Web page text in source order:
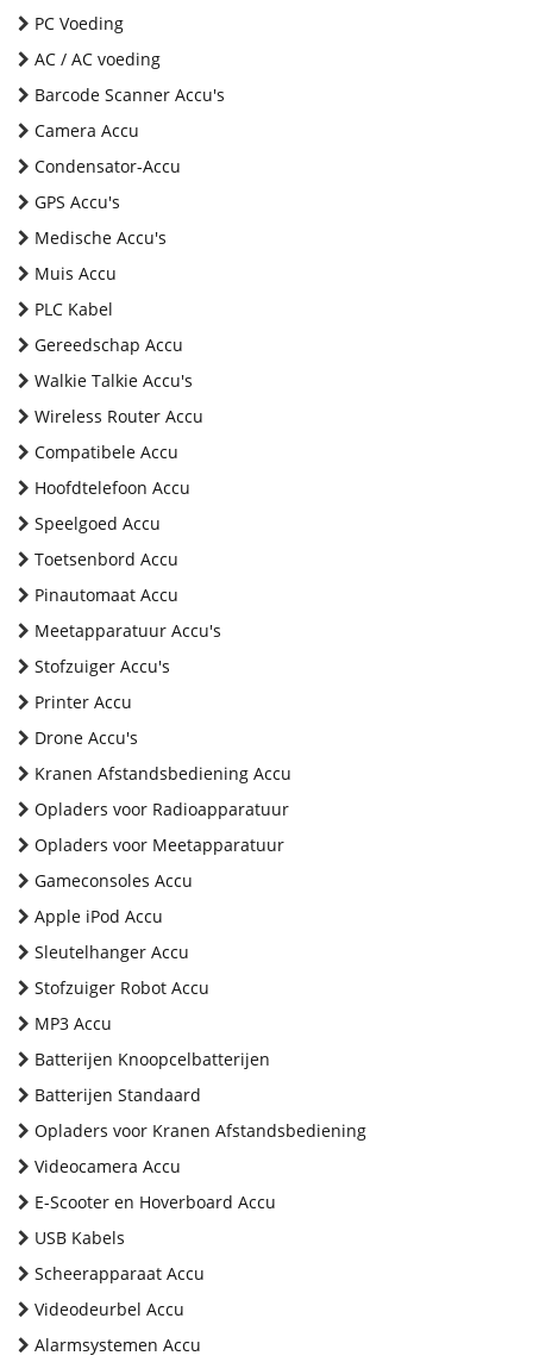
PC Voeding
AC / AC voeding
Barcode Scanner Accu's
Camera Accu
Condensator-Accu
GPS Accu's
Medische Accu's
Muis Accu
PLC Kabel
Gereedschap Accu
Walkie Talkie Accu's
Wireless Router Accu
Compatibele Accu
Hoofdtelefoon Accu
Speelgoed Accu
Toetsenbord Accu
Pinautomaat Accu
Meetapparatuur Accu's
Stofzuiger Accu's
Printer Accu
Drone Accu's
Kranen Afstandsbediening Accu
Opladers voor Radioapparatuur
Opladers voor Meetapparatuur
Gameconsoles Accu
Apple iPod Accu
Sleutelhanger Accu
Stofzuiger Robot Accu
MP3 Accu
Batterijen Knoopcelbatterijen
Batterijen Standaard
Opladers voor Kranen Afstandsbediening
Videocamera Accu
E-Scooter en Hoverboard Accu
USB Kabels
Scheerapparaat Accu
Videodeurbel Accu
Alarmsystemen Accu